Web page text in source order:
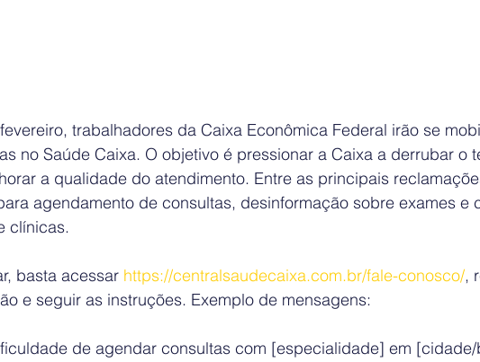
trabalhadores da Caixa Econômica Federal irão se
no Saúde Caixa. O objetivo é pressionar a Caixa a derrubar o
a qualidade do atendimento. Entre as principais
agendamento de consultas, desinformação sobre exames e
clínicas.
basta acessar https://centralsaudecaixa.com.br/fale-conosco/,
e seguir as instruções. Exemplo de mensagens:
de agendar consultas com [especialidade] em [cidade/